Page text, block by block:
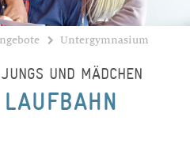
Untergymnasium
UND MÄDCHEN